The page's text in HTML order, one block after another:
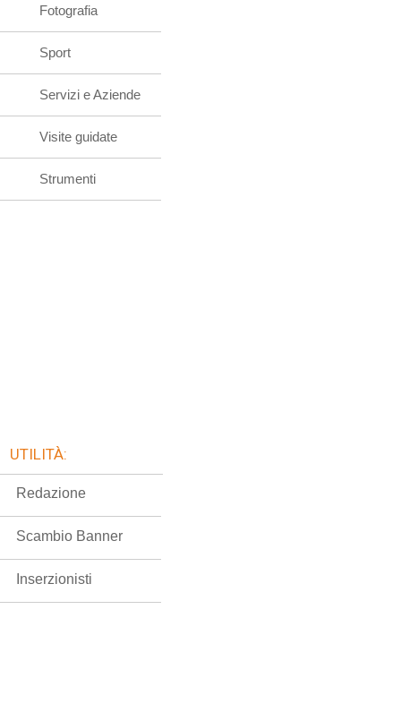
Fotografia
Sport
Servizi e Aziende
Visite guidate
Strumenti
UTILITÀ:
Redazione
Scambio Banner
Inserzionisti